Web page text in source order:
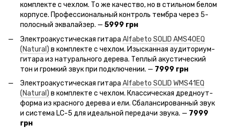
комплекте с чехлом. То же качество, но в стильном белом
корпусе. Профессиональный контроль тембра через 5-
полосный эквалайзер. — 5999 грн
Электроакустическая гитара Alfabeto SOLID AMS40EQ
(Natural) в комплекте с чехлом. Изысканная аудиториум-
гитара из натурального дерева. Теплый акустический
тон и громкий звук при подключении. — 7999 грн
Электроакустическая гитара Alfabeto SOLID WMS41EQ
(Natural) в комплекте с чехлом. Классическая дредноут-
форма из красного дерева и ели. Сбалансированный звук
и система LC-5 для идеальной передачи звука. — 7999
грн